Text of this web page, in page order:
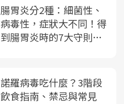
腸胃炎分2種：細菌性、
病毒性，症狀大不同！得
到腸胃炎時的7大守則：
諾羅病毒吃什麼？3階段
飲食指南、禁忌與常見